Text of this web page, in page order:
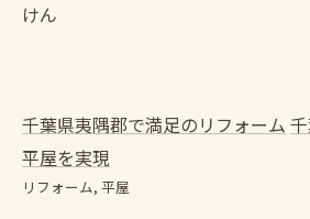
けん
千葉県夷隅郡で満足のリフォーム
平屋を実現
リフォーム 平屋